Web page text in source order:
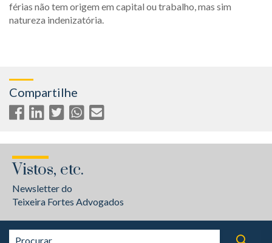
férias não tem origem em capital ou trabalho, mas sim
natureza indenizatória.
Compartilhe
Vistos, etc.
Newsletter do
Teixeira Fortes Advogados